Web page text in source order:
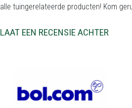
alle tuingerelateerde producten! Kom
LAAT EEN RECENSIE ACHTER